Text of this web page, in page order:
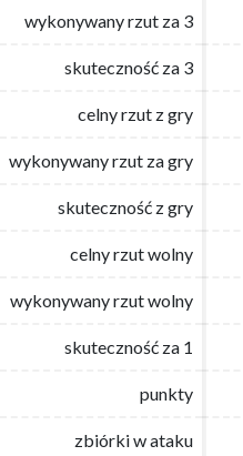
wykonywany rzut za 3
skuteczność za 3
celny rzut z gry
wykonywany rzut za gry
skuteczność z gry
celny rzut wolny
wykonywany rzut wolny
skuteczność za 1
punkty
zbiórki w ataku
wykonywany rzut za 3
skuteczność za 3
celny rzut z gry
wykonywany rzut za gry
skuteczność z gry
celny rzut wolny
wykonywany rzut wolny
skuteczność za 1
punkty
zbiórki w ataku